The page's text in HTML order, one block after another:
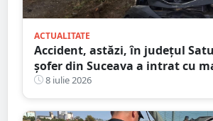
ACTUALITATE
Accident, astăzi, în județul
șofer din Suceava a intrat cu
un stâlp
8 iulie 2026